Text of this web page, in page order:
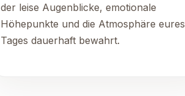
der leise Augenblicke, emotionale
Höhepunkte und die Atmosphäre eures
Tages dauerhaft bewahrt.